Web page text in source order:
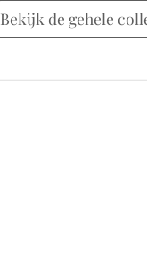
Bekijk de gehele